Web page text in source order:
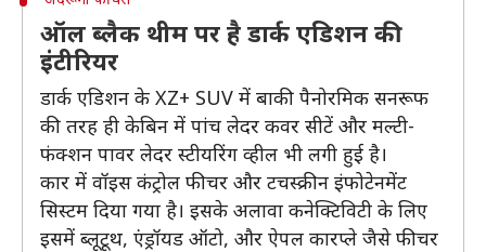
ऑल ब्लैक थीम पर है डार्क एडिशन की
इंटीरियर
डार्क एडिशन के XZ+ SUV में बाकी पैनोरमिक सनरूफ
की तरह ही केबिन में पांच लेदर कवर सीटें और मल्टी-
फंक्शन पावर लेदर स्टीयरिंग व्हील भी लगी हुई है।
कार में वॉइस कंट्रोल फीचर और टचस्क्रीन इंफोटेनमेंट
सिस्टम दिया गया है। इसके अलावा कनेक्टिविटी के लिए
इसमें ब्लूटूथ, एंड्रॉयड ऑटो, और ऐपल कारप्ले जैसे फीचर